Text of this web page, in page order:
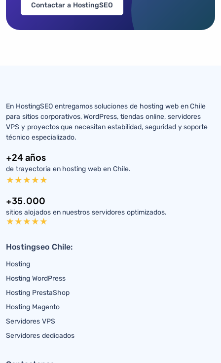
Contactar a HostingSEO
En HostingSEO entregamos soluciones de hosting web en Chile
para sitios corporativos, WordPress, tiendas online, servidores
VPS y proyectos que necesitan estabilidad, seguridad y soporte
técnico especializado.
+24 años
de trayectoria en hosting web en Chile.
+35.000
sitios alojados en nuestros servidores optimizados.
Hostingseo Chile:
Hosting
Hosting WordPress
Hosting PrestaShop
Hosting Magento
Servidores VPS
Servidores dedicados